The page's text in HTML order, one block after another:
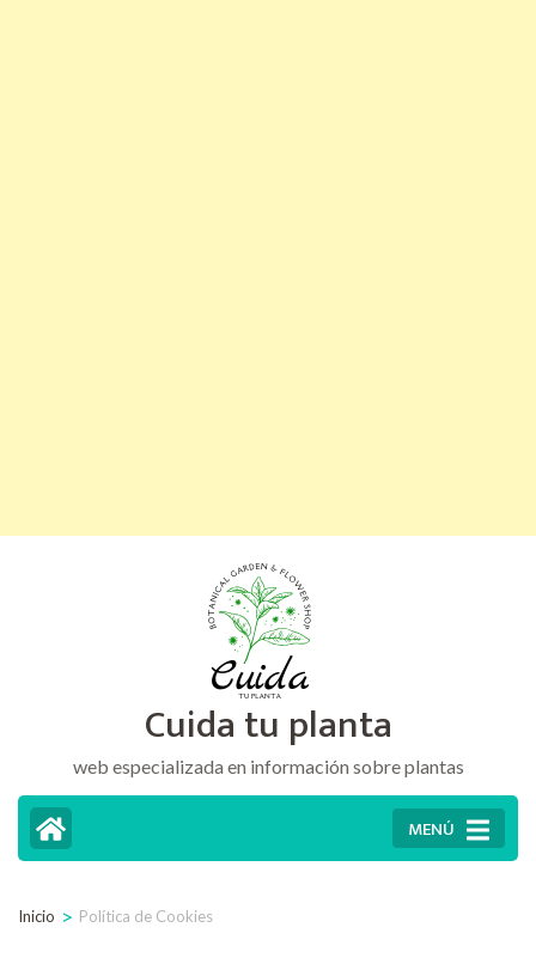
Intro)
Cuida tu planta
web especializada en información sobre plantas
MENÚ
Inicio > Política de Cookies